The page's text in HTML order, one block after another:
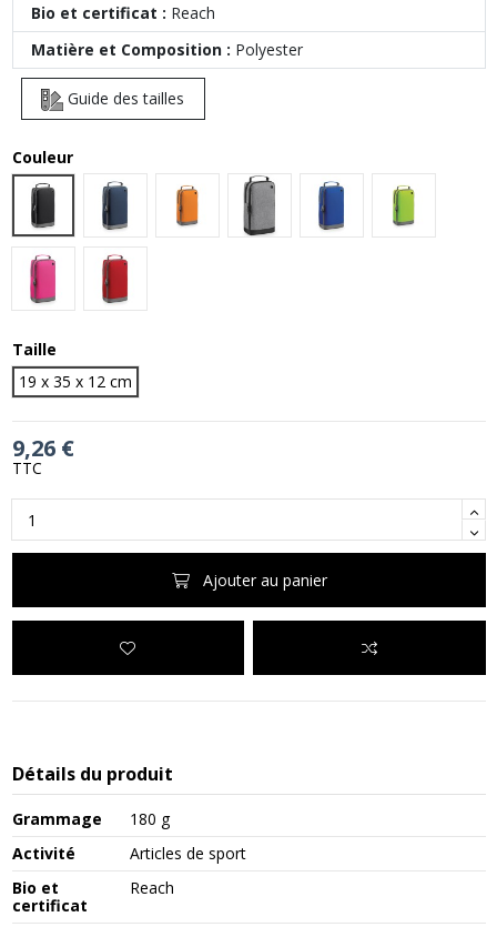
Bio et certificat : Reach
Matière et Composition : Polyester
Guide des tailles
Couleur
Black
French Navy Grey Marl Bright Royal
Taille
19 x 35 x 12 cm
9,26 €
TTC
Ajouter au panier
Détails du produit
Grammage
180 g
Activité
Articles de sport
Bio et
certificat
Reach